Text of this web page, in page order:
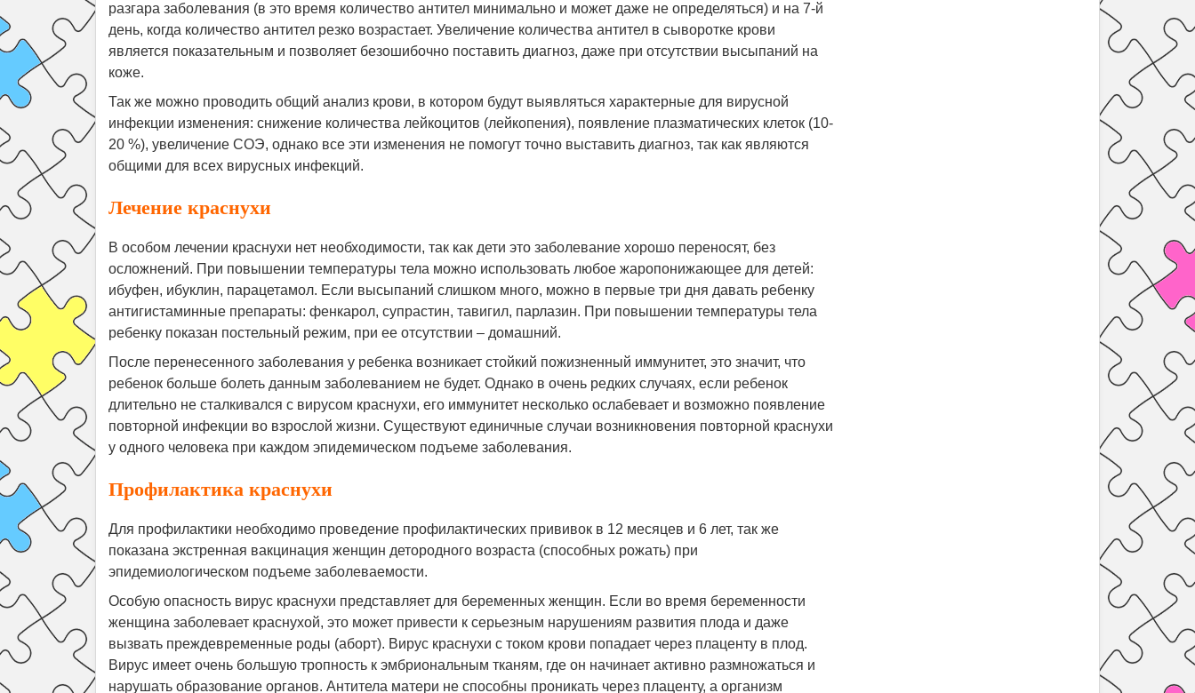
разгара заболевания (в это время количество антител минимально и может даже не определяться) и на 7-й
день, когда количество антител резко возрастает. Увеличение количества антител в сыворотке крови
является показательным и позволяет безошибочно поставить диагноз, даже при отсутствии высыпаний на
коже.
Так же можно проводить общий анализ крови, в котором будут выявляться характерные для вирусной
инфекции изменения: снижение количества лейкоцитов (лейкопения), появление плазматических клеток (10-
20 %), увеличение СОЭ, однако все эти изменения не помогут точно выставить диагноз, так как являются
общими для всех вирусных инфекций.
Лечение краснухи
В особом лечении краснухи нет необходимости, так как дети это заболевание хорошо переносят, без
осложнений. При повышении температуры тела можно использовать любое жаропонижающее для детей:
ибуфен, ибуклин, парацетамол. Если высыпаний слишком много, можно в первые три дня давать ребенку
антигистаминные препараты: фенкарол, супрастин, тавигил, парлазин. При повышении температуры тела
ребенку показан постельный режим, при ее отсутствии – домашний.
После перенесенного заболевания у ребенка возникает стойкий пожизненный иммунитет, это значит, что
ребенок больше болеть данным заболеванием не будет. Однако в очень редких случаях, если ребенок
длительно не сталкивался с вирусом краснухи, его иммунитет несколько ослабевает и возможно появление
повторной инфекции во взрослой жизни. Существуют единичные случаи возникновения повторной краснухи
у одного человека при каждом эпидемическом подъеме заболевания.
Профилактика краснухи
Для профилактики необходимо проведение профилактических прививок в 12 месяцев и 6 лет, так же
показана экстренная вакцинация женщин детородного возраста (способных рожать) при
эпидемиологическом подъеме заболеваемости.
Особую опасность вирус краснухи представляет для беременных женщин. Если во время беременности
женщина заболевает краснухой, это может привести к серьезным нарушениям развития плода и даже
вызвать преждевременные роды (аборт). Вирус краснухи с током крови попадает через плаценту в плод.
Вирус имеет очень большую тропность к эмбриональным тканям, где он начинает активно размножаться и
нарушать образование органов. Антитела матери не способны проникать через плаценту, а организм